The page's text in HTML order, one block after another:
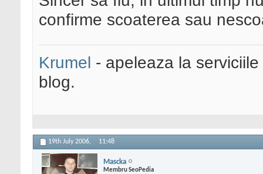
confirme scoaterea sau
Krumel - apeleaza la
blog.
19th July 2006, 11:48
Mascka
Membru SeoPedia